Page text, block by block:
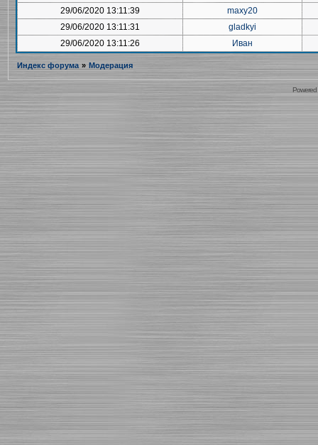
29/06/2020 13:11:39
maxy20
29/06/2020 13:11:31
gladkyi
29/06/2020 13:11:26
Иван
Индекс форума » Модерация